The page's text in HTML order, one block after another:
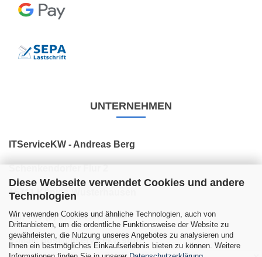
Diese Webseite verwendet Cookies und andere
Technologien
Wir verwenden Cookies und ähnliche Technologien, auch von
Drittanbietern, um die ordentliche Funktionsweise der Website zu
gewährleisten, die Nutzung unseres Angebotes zu analysieren und
Ihnen ein bestmögliches Einkaufserlebnis bieten zu können. Weitere
UNTERNEHMEN
ITServiceKW - Andreas Berg
15711 Königs Wusterhausen
Tel: +49 (0) 176 34 24 10 44
E-Mail: post@itservicekw.store